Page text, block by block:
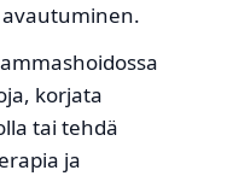
korjata
tai tehdä
ja